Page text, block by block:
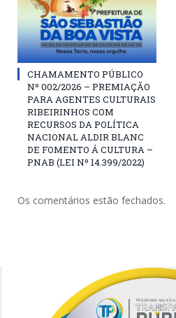
CHAMAMENTO PÚBLICO
Nº 002/2026 – PREMIAÇÃO
PARA AGENTES CULTURAIS
RIBEIRINHOS COM
RECURSOS DA POLÍTICA
NACIONAL ALDIR BLANC
DE FOMENTO Á CULTURA –
PNAB (LEI Nº 14.399/2022)
Os comentários estão fechados.